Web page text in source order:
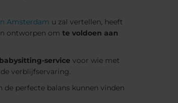
Amsterdam u zal vertellen, heeft
ontworpen om te voldoen aan
babysitting-service voor wie met
verblijfservaring.
de perfecte balans kunnen vinden